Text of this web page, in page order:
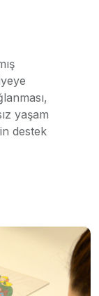
yaşam
destek